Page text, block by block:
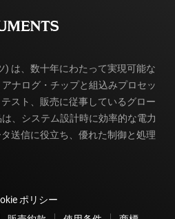
) は、数十年にわたって実現可能な
ナログ・チップと組込みプロセッ
スト、販売に従事しているグロー
、システム設計時に効率的な電力
送信に役立ち、優れた制御と処理
ポリシー